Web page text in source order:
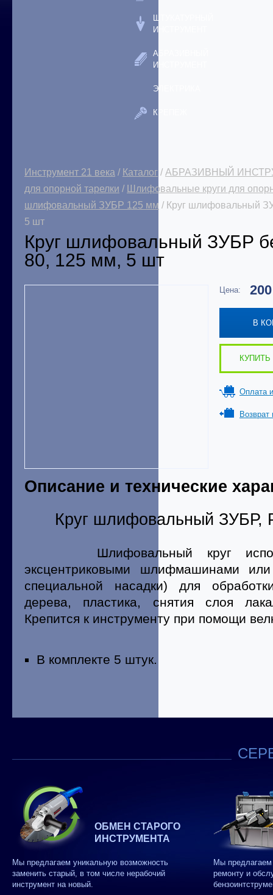
ШТУКАТУРНЫЙ
ИНСТРУМЕНТ
АБРАЗИВНЫЙ
ИНСТРУМЕНТ
ЭЛЕКТРИКА
КРЕПЕЖ
Инструмент 21 века / Каталог / АБРАЗИВНЫЙ
для опорной тарелки / Шлифовальные круги для
шлифовальный ЗУБР 125 мм / Круг шлифовальный
5 шт
Круг шлифовальный ЗУБР
80, 125 мм, 5 шт
Цена:
В
КУПИТЬ
Оплата
Возврат
Описание и технические
Круг шлифовальный ЗУБР,
Шлифовальный круг
эксцентриковыми шлифмашинами
специальной насадки) для
дерева, пластика, снятия слоя
Крепится к инструменту при помощи
В комплекте 5 штук.
ОБМЕН СТАРОГО
ИНСТРУМЕНТА
Мы предлагаем уникальную возможность
заменить старый, в том числе нерабочий
инструмент на новый.
Мы предлагаем
ремонту и